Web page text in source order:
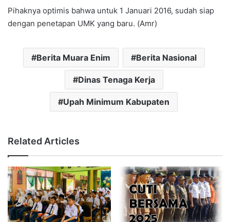
Pihaknya optimis bahwa untuk 1 Januari 2016, sudah siap
dengan penetapan UMK yang baru. (Amr)
Berita Muara Enim Berita Nasional
Dinas Tenaga Kerja
Upah Minimum Kabupaten
Related Articles